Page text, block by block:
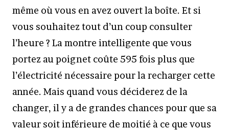
même où vous en avez ouvert la boîte. Et si
vous souhaitez tout d’un coup consulter
l’heure ? La montre intelligente que vous
portez au poignet coûte 595 fois plus que
l’électricité nécessaire pour la recharger cette
année. Mais quand vous déciderez de la
changer, il y a de grandes chances pour que sa
valeur soit inférieure de moitié à ce que vous